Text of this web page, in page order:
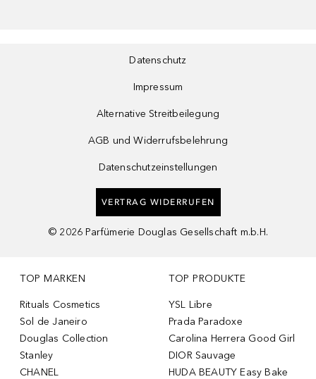
Datenschutz
Impressum
Alternative Streitbeilegung
AGB und Widerrufsbelehrung
Datenschutzeinstellungen
VERTRAG WIDERRUFEN
© 2026 Parfümerie Douglas Gesellschaft m.b.H.
TOP MARKEN
Rituals Cosmetics
Sol de Janeiro
Douglas Collection
Stanley
CHANEL
TOP PRODUKTE
YSL Libre
Prada Paradoxe
Carolina Herrera Good Girl
DIOR Sauvage
HUDA BEAUTY Easy Bake